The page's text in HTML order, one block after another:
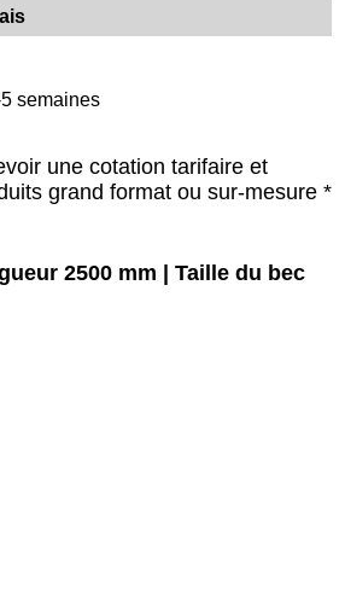
semaines
une cotation tarifaire et
grand format ou sur-mesure *
2500 mm | Taille du bec